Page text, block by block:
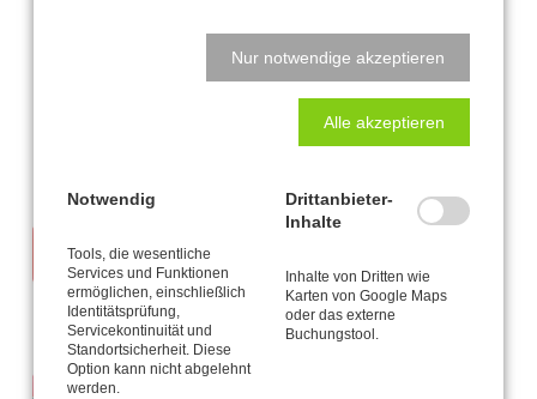
„Laufen mit Tigerfeeling für Sie und Ihn − Wie Sie Ihre
federleichte Bewegungsnatur zurückerobern“, Benita Cantieni,
Nur notwendige akzeptieren
Alle akzeptieren
Notwendig
Tools, die wesentliche
Services und Funktionen
ermöglichen, einschließlich
Identitätsprüfung,
Servicekontinuität und
Standortsicherheit. Diese
Option kann nicht abgelehnt
werden.
Drittanbieter-
Inhalte
Inhalte von Dritten wie
Karten von Google Maps
oder das externe
Buchungstool.